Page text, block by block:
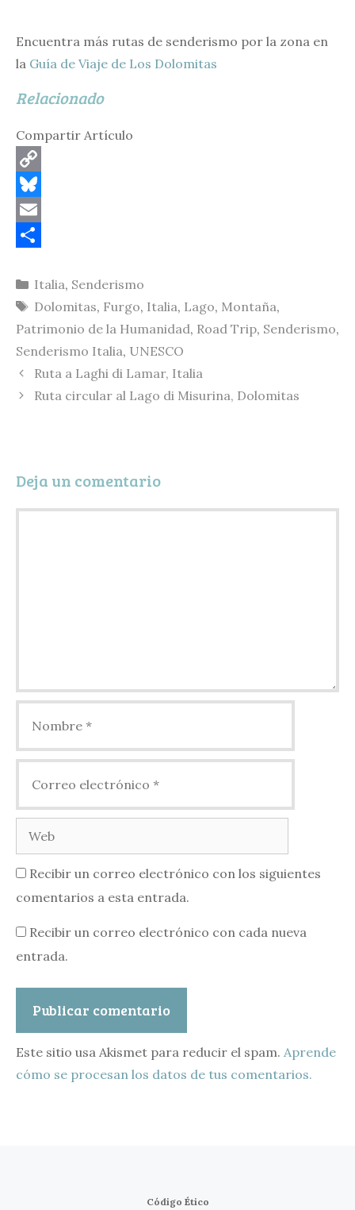
Encuentra más rutas de senderismo por la zona en
la Guía de Viaje de Los Dolomitas
Relacionado
Compartir Artículo
C
o
p
L
i
n
B
e
s
k
E
a
i
l
o
m
p
Categorías
Italia, Senderismo
Etiquetas
Dolomitas, Furgo, Italia, Lago, Montaña,
Patrimonio de la Humanidad, Road Trip, Senderismo,
Senderismo Italia, UNESCO
Ruta a Laghi di Lamar, Italia
Ruta circular al Lago di Misurina, Dolomitas
Deja un comentario
electrónico
Recibir un correo electrónico con los siguientes
comentarios a esta entrada.
Recibir un correo electrónico con cada nueva
entrada.
Este sitio usa Akismet para reducir el spam. Aprende
cómo se procesan los datos de tus comentarios.
Código Ético